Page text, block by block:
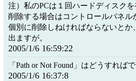
注）私のPCは１回ハードディスク
削除する場合はコントロールパネル
個別に削除しねければならないと
出ますが。
2005/1/6 16:59:22
「Path or Not Found」はどうすれば
2005/1/6 16:37:8